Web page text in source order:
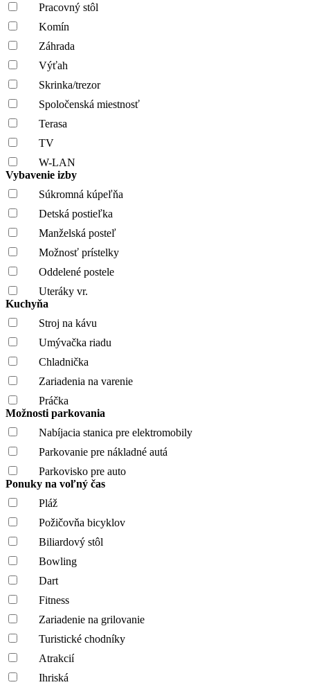
Pracovný stôl
Komín
Záhrada
Výťah
Skrinka/trezor
Spoločenská miestnosť
Terasa
TV
W-LAN
Vybavenie izby
Súkromná kúpeľňa
Detská postieľka
Manželská posteľ
Možnosť prístelky
Oddelené postele
Uteráky vr.
Kuchyňa
Stroj na kávu
Umývačka riadu
Chladnička
Zariadenia na varenie
Práčka
Možnosti parkovania
Nabíjacia stanica pre elektromobily
Parkovanie pre nákladné autá
Parkovisko pre auto
Ponuky na voľný čas
Pláž
Požičovňa bicyklov
Biliardový stôl
Bowling
Dart
Fitness
Zariadenie na grilovanie
Turistické chodníky
Atrakcií
Ihriská